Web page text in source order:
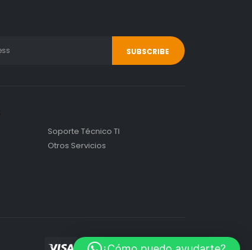
Soporte Técnico TI
Otros Servicios